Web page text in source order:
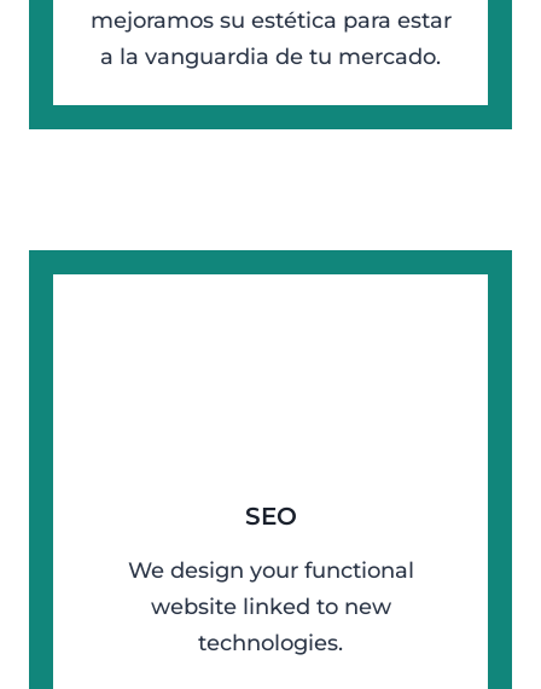
mejoramos su estética para estar
a la vanguardia de tu mercado.
SEO
We design your functional
website linked to new
technologies.